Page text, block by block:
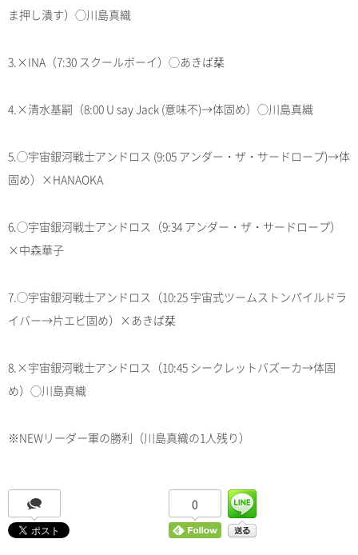
ま押し潰す）◯川島真織
3.×INA（7:30 スクールボーイ）◯あきば栞
4.×清水基嗣（8:00 U say Jack (意味不)→体固め）◯川島真織
5.◯宇宙銀河戦士アンドロス (9:05 アンダー・ザ・サードロープ)→体
固め）×HANAOKA
6.◯宇宙銀河戦士アンドロス（9:34 アンダー・ザ・サードロープ）
×中森華子
7.◯宇宙銀河戦士アンドロス（10:25 宇宙式ツームストンパイルドラ
イバー→片エビ固め）×あきば栞
8.×宇宙銀河戦士アンドロス（10:45 シークレットバズーカ→体固
め）◯川島真織
※NEWリーダー軍の勝利（川島真織の1人残り）
0